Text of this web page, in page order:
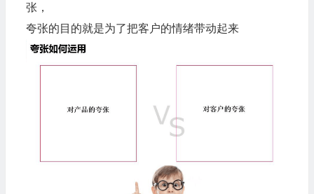
张，
夸张的目的就是为了把客户的情绪带动起来